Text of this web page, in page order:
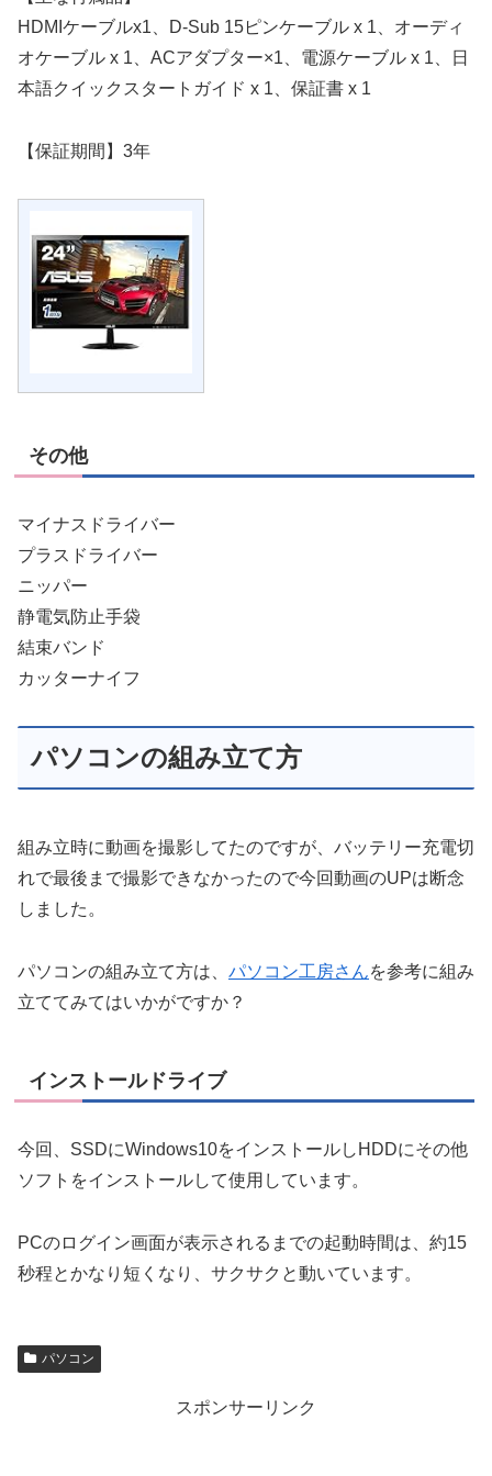
HDMIケーブルx1、D-Sub 15ピンケーブル x 1、オーディ
オケーブル x 1、ACアダプター×1、電源ケーブル x 1、日
本語クイックスタートガイド x 1、保証書 x 1
【保証期間】3年
その他
マイナスドライバー
プラスドライバー
ニッパー
静電気防止手袋
結束バンド
カッターナイフ
パソコンの組み立て方
組み立時に動画を撮影してたのですが、バッテリー充電切
れで最後まで撮影できなかったので今回動画のUPは断念
しました。
パソコンの組み立て方は、 パソコン工房さんを参考に組み
立ててみてはいかがですか？
インストールドライブ
今回、SSDにWindows10をインストールしHDDにその他
ソフトをインストールして使用しています。
PCのログイン画面が表示されるまでの起動時間は、約15
秒程とかなり短くなり、サクサクと動いています。
パソコン
スポンサーリンク